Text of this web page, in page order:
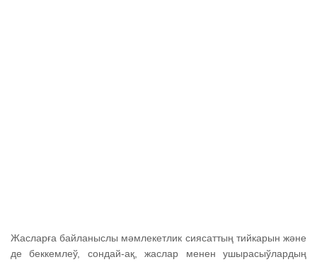
Жасларға байланыслы мәмлекетлик сиясаттың тийкарын және
де беккемлеў, сондай-ақ, жаслар менен ушырасыўлардың